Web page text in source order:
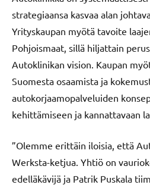
strategiaansa kasvaa alan
Yrityskaupan myötä tavoite
Pohjoismaat, sillä hiljattain
Autoklinikan vision. Kaupan
Suomesta osaamista ja
autokorjaamopalveluiden
kehittämiseen ja kannattavaan
”Olemme erittäin iloisia, että
Werksta-ketjua. Yhtiö on
edelläkävijä ja Patrik Puskala